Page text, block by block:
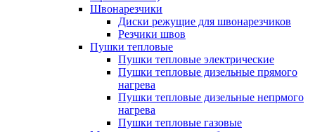
Швонарезчики
Диски режущие для швонарезчиков
Резчики швов
Пушки тепловые
Пушки тепловые электрические
Пушки тепловые дизельные прямого
нагрева
Пушки тепловые дизельные непрмого
нагрева
Пушки тепловые газовые